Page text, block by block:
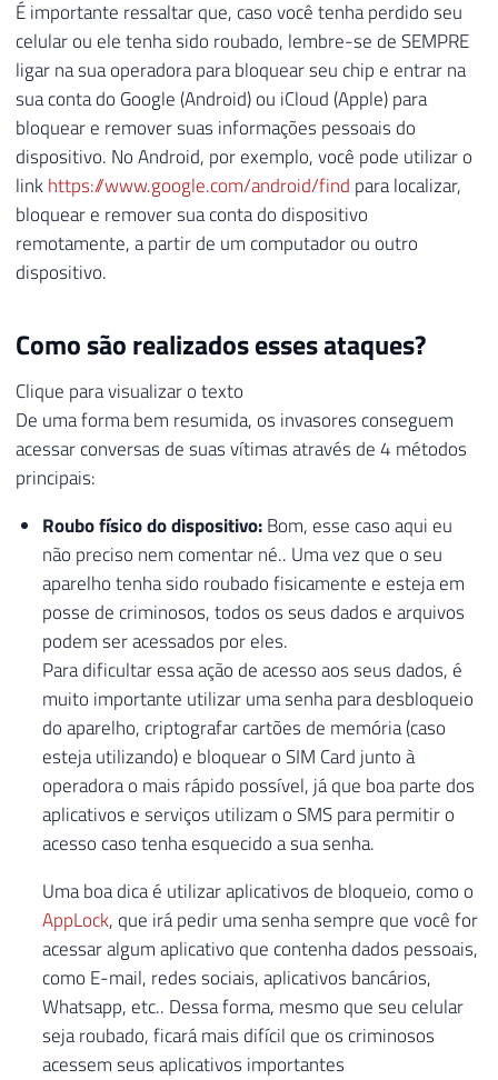
É importante ressaltar que, caso você tenha perdido seu
celular ou ele tenha sido roubado, lembre-se de SEMPRE
ligar na sua operadora para bloquear seu chip e entrar na
sua conta do Google (Android) ou iCloud (Apple) para
bloquear e remover suas informações pessoais do
dispositivo. No Android, por exemplo, você pode utilizar o
linkhttps://www.google.com/android/find para localizar,
bloquear e remover sua conta do dispositivo
remotamente, a partir de um computador ou outro
dispositivo.
Como são realizados esses ataques?
Clique para visualizar o texto
De uma forma bem resumida, os invasores conseguem
acessar conversas de suas vítimas através de 4 métodos
principais:
Roubo físico do dispositivo:Bom, esse caso aqui eu
não preciso nem comentar né.. Uma vez que o seu
aparelho tenha sido roubado fisicamente e esteja em
posse de criminosos, todos os seus dados e arquivos
podem ser acessados por eles.
Para dificultar essa ação de acesso aos seus dados, é
muito importante utilizar uma senha para desbloqueio
do aparelho, criptografar cartões de memória (caso
esteja utilizando) e bloquear o SIM Card junto à
operadora o mais rápido possível, já que boa parte dos
aplicativos e serviços utilizam o SMS para permitir o
acesso caso tenha esquecido a sua senha.
Uma boa dica é utilizar aplicativos de bloqueio, como o
AppLock, que irá pedir uma senha sempre que você for
acessar algum aplicativo que contenha dados pessoais,
como E-mail, redes sociais, aplicativos bancários,
Whatsapp, etc.. Dessa forma, mesmo que seu celular
seja roubado, ficará mais difícil que os criminosos
acessem seus aplicativos importantes